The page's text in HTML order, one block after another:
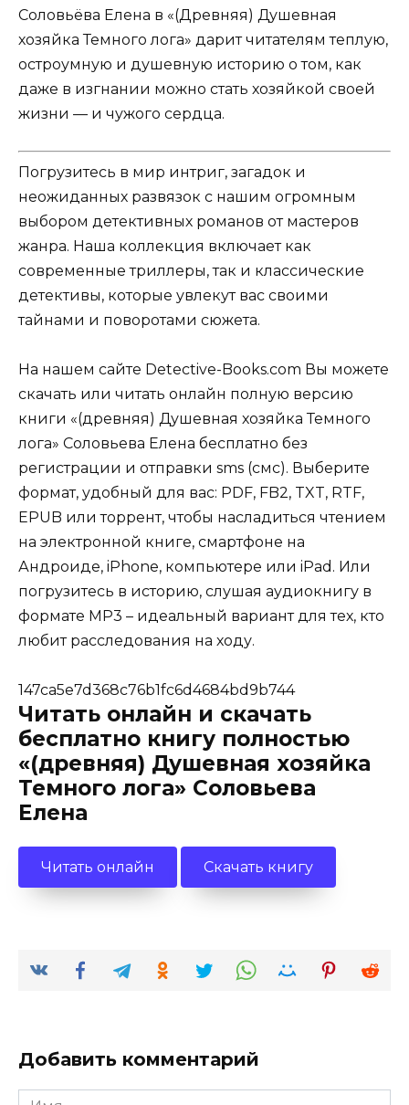
Соловьёва Елена в «(Древняя) Душевная
хозяйка Темного лога» дарит читателям теплую,
остроумную и душевную историю о том, как
даже в изгнании можно стать хозяйкой своей
жизни — и чужого сердца.
Погрузитесь в мир интриг, загадок и
неожиданных развязок с нашим огромным
выбором детективных романов от мастеров
жанра. Наша коллекция включает как
современные триллеры, так и классические
детективы, которые увлекут вас своими
тайнами и поворотами сюжета.
На нашем сайте Detective-Books.com Вы можете
скачать или читать онлайн полную версию
книги «(древняя) Душевная хозяйка Темного
лога» Соловьева Елена бесплатно без
регистрации и отправки sms (смс). Выберите
формат, удобный для вас: PDF, FB2, TXT, RTF,
EPUB или торрент, чтобы насладиться чтением
на электронной книге, смартфоне на
Андроиде, iPhone, компьютере или iPad. Или
погрузитесь в историю, слушая аудиокнигу в
формате MP3 – идеальный вариант для тех, кто
любит расследования на ходу.
147ca5e7d368c76b1fc6d4684bd9b744
Читать онлайн и скачать
бесплатно книгу полностью
«(древняя) Душевная хозяйка
Темного лога» Соловьева
Елена
Читать онлайн Скачать книгу
Добавить комментарий
Имя